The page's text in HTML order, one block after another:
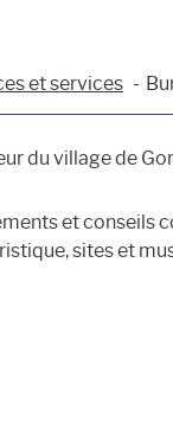
et services
du village de
et conseils
sites et